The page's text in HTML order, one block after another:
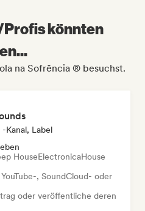
könnten
na Sofrência ® besuchst.
Kanal, Label
HouseElectronicaHouse
, SoundCloud- oder
oder veröffentliche deren